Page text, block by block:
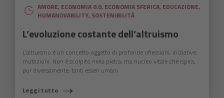
AMORE, ECONOMIA 0.0, ECONOMIA SFERICA, EDUCAZIONE,
HUMANOVABILITY, SOSTENIBILITÀ
L’evoluzione costante dell’altruismo
L’altruismo è un concetto oggetto di profonde riflessioni, iniziative,
mutazioni. Non è scolpito nella pietra, ma nucleo vitale che ispira,
pur diversamente, tanti esseri umani.
Leggi tutto